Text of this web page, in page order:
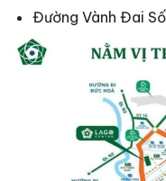
Đường Vành Đai